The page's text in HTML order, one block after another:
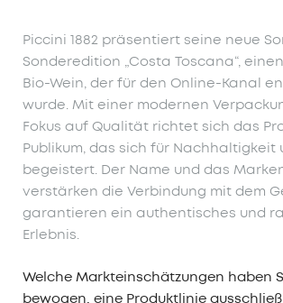
Piccini 1882 präsentiert seine neue
Sonderedition „Costa Toscana“,
Bio-Wein, der für den Online-Kanal
wurde. Mit einer modernen
Fokus auf Qualität richtet sich das
Publikum, das sich für Nachhaltigkeit
begeistert. Der Name und das
verstärken die Verbindung mit dem
garantieren ein authentisches und
Erlebnis.
Welche Markteinschätzungen haben
bewogen, eine Produktlinie